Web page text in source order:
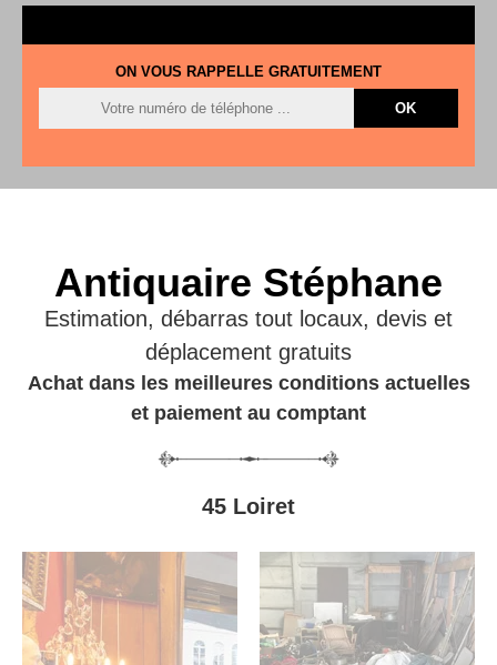
ON VOUS RAPPELLE GRATUITEMENT
Antiquaire Stéphane
Estimation, débarras tout locaux, devis et
déplacement gratuits
Achat dans les meilleures conditions actuelles
et paiement au comptant
45 Loiret